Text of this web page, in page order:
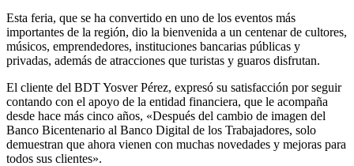
Esta feria, que se ha convertido en uno de los eventos más
importantes de la región, dio la bienvenida a un centenar de cultores,
músicos, emprendedores, instituciones bancarias públicas y
privadas, además de atracciones que turistas y guaros disfrutan.
El cliente del BDT Yosver Pérez, expresó su satisfacción por seguir
contando con el apoyo de la entidad financiera, que le acompaña
desde hace más cinco años, «Después del cambio de imagen del
Banco Bicentenario al Banco Digital de los Trabajadores, solo
demuestran que ahora vienen con muchas novedades y mejoras para
todos sus clientes».